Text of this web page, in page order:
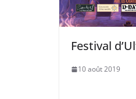
Festival
10 août 2019